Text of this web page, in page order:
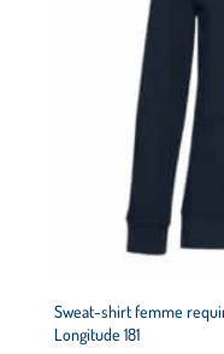
Sweat-shirt femme
Longitude 181